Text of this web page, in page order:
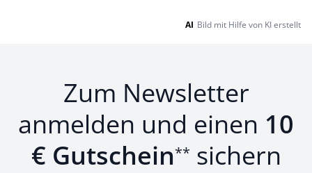
AI Bild mit Hilfe von KI erstellt
Zum Newsletter
anmelden und einen 10
€ Gutschein** sichern